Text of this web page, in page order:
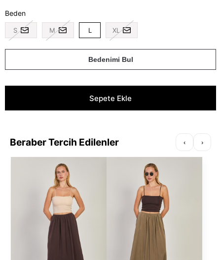
Beden
S M L XL
Bedenimi Bul
Beraber Tercih Edilenler ‹ ›